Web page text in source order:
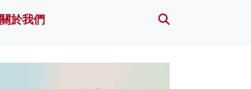
關於我們